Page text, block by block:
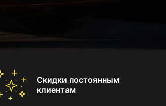
Скидки постоянным
клиентам